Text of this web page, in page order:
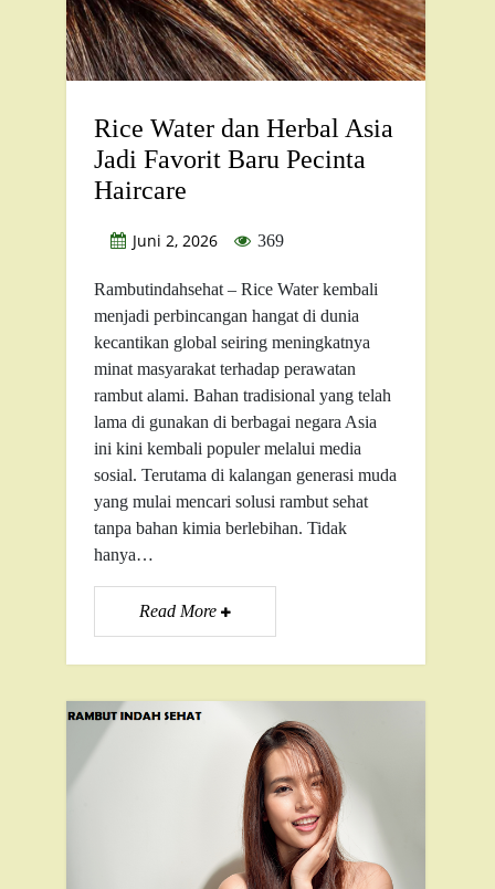
Rice Water dan Herbal Asia
Jadi Favorit Baru Pecinta
Haircare
Juni 2, 2026 369
Rambutindahsehat – Rice Water kembali
menjadi perbincangan hangat di dunia
kecantikan global seiring meningkatnya
minat masyarakat terhadap perawatan
rambut alami. Bahan tradisional yang telah
lama di gunakan di berbagai negara Asia
ini kini kembali populer melalui media
sosial. Terutama di kalangan generasi muda
yang mulai mencari solusi rambut sehat
tanpa bahan kimia berlebihan. Tidak
hanya…
Read More